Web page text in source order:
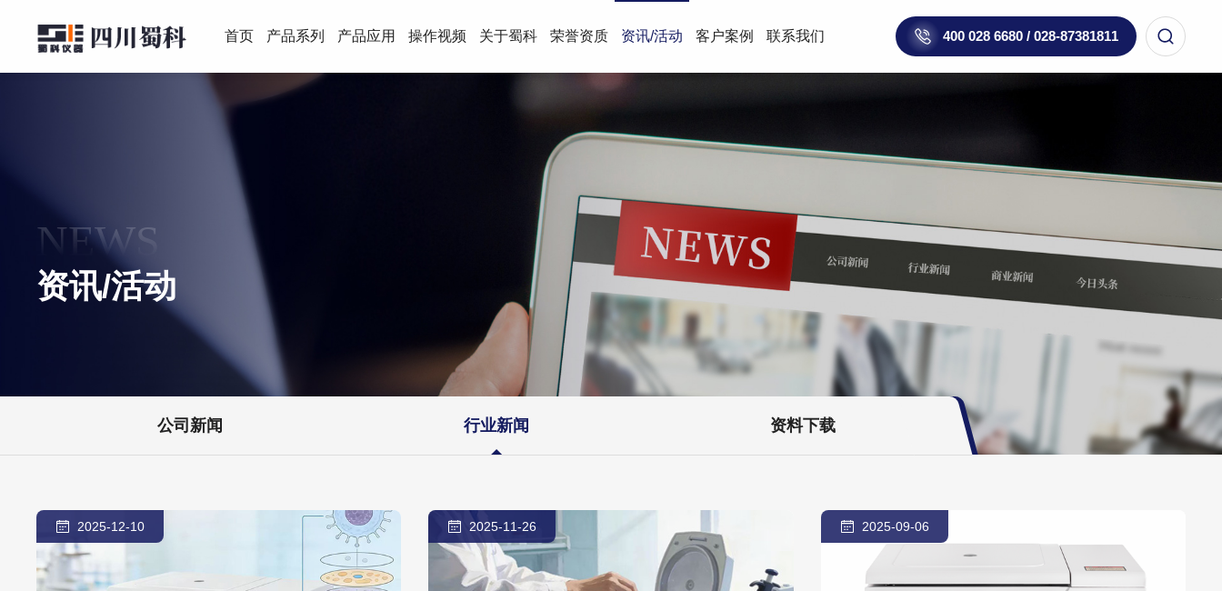
400 028 6680 / 028-87381811
首页 产品系列 产品应用 操作视频 关于蜀科 荣誉资质 资讯/活动 客户案例 联系我们
NEWS
资讯/活动
公司新闻 行业新闻 资料下载
2025-12-10 2025-11-26 2025-09-06